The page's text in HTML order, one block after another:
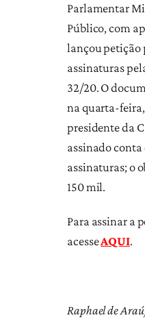
Parlamentar
Público, com
lançou petição
assinaturas
32/20. O
na quarta-
presidente da
assinado conta
assinaturas; o
150 mil.
Para assinar a
acesseAQUI.
Raphael de